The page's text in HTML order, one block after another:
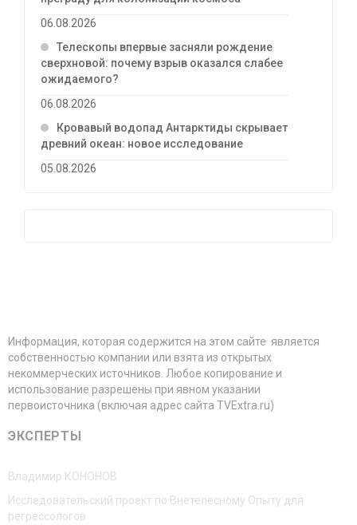
06.08.2026
Телескопы впервые засняли рождение
сверхновой: почему взрыв оказался слабее
ожидаемого?
06.08.2026
Кровавый водопад Антарктиды скрывает
древний океан: новое исследование
05.08.2026
Информация, которая содержится на этом сайте является
собственностью компании или взята из открытых
некоммерческих источников. Любое копирование и
использование разрешены при явном указании
первоисточника (включая адрес сайта TVExtra.ru)
ЭКСПЕРТЫ
Владимир КОНОНОВ
Исследовательский проект по Внетелесному Опыту для
регрессологов